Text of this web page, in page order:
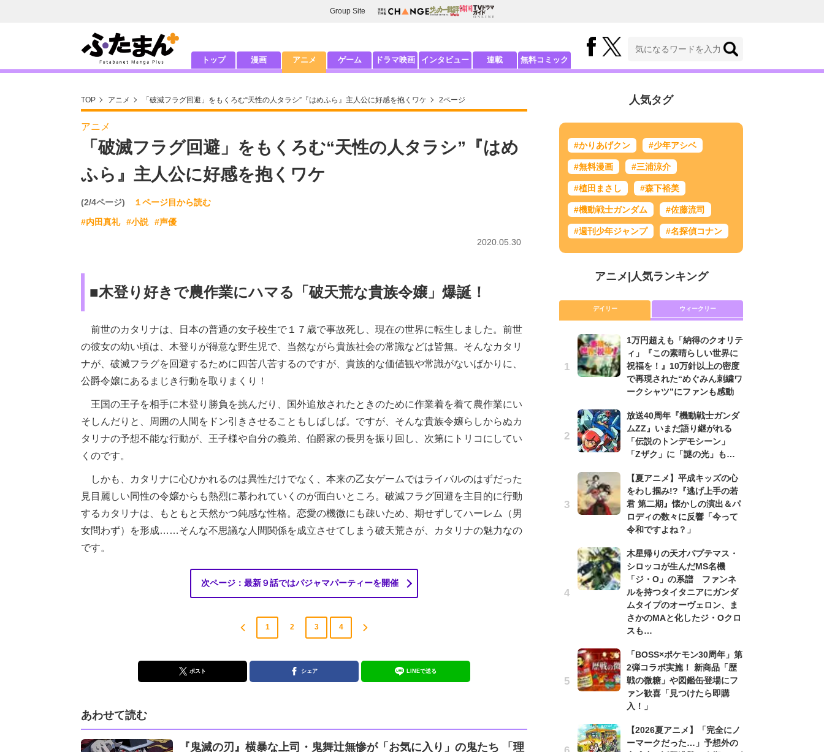
Group Site
トップ 漫画 アニメ ゲーム ドラマ映画 インタビュー 連載 無料コミック
TOP アニメ 「破滅フラグ回避」をもくろむ“天性の人タラシ”『はめふら』主人公に好感を抱くワケ 2ページ
アニメ
「破滅フラグ回避」をもくろむ“天性の人タラシ”『はめ
ふら』主人公に好感を抱くワケ
(2/4ページ)
１ページ目から読む
#内田真礼
#小説 #声優
2020.05.30
■木登り好きで農作業にハマる「破天荒な貴族令嬢」爆誕！
前世のカタリナは、日本の普通の女子校生で１７歳で事故死し、現在の世界に転生しました。前世
の彼女の幼い頃は、木登りが得意な野生児で、当然ながら貴族社会の常識などは皆無。そんなカタリ
ナが、破滅フラグを回避するために四苦八苦するのですが、貴族的な価値観や常識がないばかりに、
公爵令嬢にあるまじき行動を取りまくり！
王国の王子を相手に木登り勝負を挑んだり、国外追放されたときのために作業着を着て農作業にい
そしんだりと、周囲の人間をドン引きさせることもしばしば。ですが、そんな貴族令嬢らしからぬカ
タリナの予想不能な行動が、王子様や自分の義弟、伯爵家の長男を振り回し、次第にトリコにしてい
くのです。
しかも、カタリナに心ひかれるのは異性だけでなく、本来の乙女ゲームではライバルのはずだった
見目麗しい同性の令嬢からも熱烈に慕われていくのが面白いところ。破滅フラグ回避を主目的に行動
するカタリナは、もともと天然かつ鈍感な性格。恋愛の機微にも疎いため、期せずしてハーレム（男
女問わず）を形成……そんな不思議な人間関係を成立させてしまう破天荒さが、カタリナの魅力なの
です。
次ページ：最新９話ではパジャマパーティーを開催
1 2 3 4
ポスト シェア LINEで送る
あわせて読む
『鬼滅の刃』横暴な上司・鬼舞辻無惨が「お気に入り」の鬼たち 「理
人気タグ
#かりあげクン #少年アシベ
#無料漫画 #三浦涼介
#植田まさし #森下裕美
#機動戦士ガンダム #佐藤流司
#週刊少年ジャンプ #名探偵コナン
アニメ| 人気ランキング
デイリー ウィークリー
1万円超えも「納得のクオリテ
ィ」『この素晴らしい世界に
祝福を！』10万針以上の密度
で再現された“めぐみん刺繍ワ
ークシャツ”にファンも感動
放送40周年『機動戦士ガンダ
ムZZ』いまだ語り継がれる
「伝説のトンデモシーン」
「Zザク」に「謎の光」も…
【夏アニメ】平成キッズの心
をわし掴み!?『逃げ上手の若
君 第二期』懐かしの演出＆パ
ロディの数々に反響「今って
令和ですよね？」
木星帰りの天才パプテマス・
シロッコが生んだMS名機
「ジ・O」の系譜 ファンネ
ルを持つタイタニアにガンダ
ムタイプのオーヴェロン、ま
さかのMAと化したジ・Oクロ
スも…
「BOSS×ポケモン30周年」第
2弾コラボ実施！ 新商品「歴
戦の微糖」や図鑑缶登場にフ
ァン歓喜「見つけたら即購
入！」
【2026夏アニメ】「完全にノ
ーマークだった…」予想外の